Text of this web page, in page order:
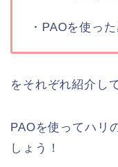
・PAOを使っ
をそれぞれ紹介し
PAOを使ってハリ
しょう！